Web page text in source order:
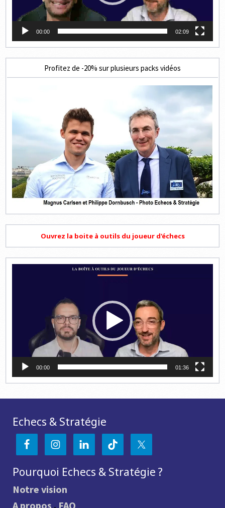
00:00 02:09
Profitez de -20% sur plusieurs packs vidéos
Ouvrez la boite à outils du joueur d'échecs
00:00 01:36
Echecs & Stratégie
Pourquoi Echecs & Stratégie ?
Notre vision
A propos . FAQ